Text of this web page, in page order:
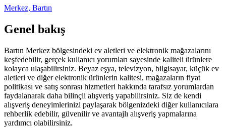
Merkez, Bartın
Genel bakış
Bartın Merkez bölgesindeki ev aletleri ve elektronik mağazalarını
keşfedebilir, gerçek kullanıcı yorumları sayesinde kaliteli ürünlere
kolayca ulaşabilirsiniz. Beyaz eşya, televizyon, bilgisayar, küçük ev
aletleri ve diğer elektronik ürünlerin kalitesi, mağazaların fiyat
politikası ve satış sonrası hizmetleri hakkında tarafsız yorumlardan
faydalanarak daha bilinçli alışveriş yapabilirsiniz. Siz de kendi
alışveriş deneyimlerinizi paylaşarak bölgenizdeki diğer kullanıcılara
rehberlik edebilir, güvenilir ve avantajlı alışveriş yapmalarına
yardımcı olabilirsiniz.